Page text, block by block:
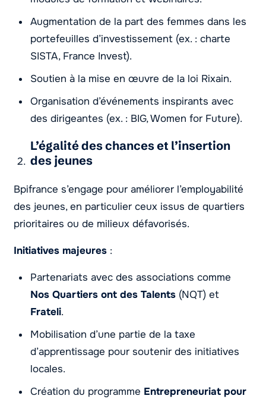
Augmentation de la part des femmes dans les
portefeuilles d’investissement (ex. : charte
SISTA, France Invest).
Soutien à la mise en œuvre de la loi Rixain.
Organisation d’événements inspirants avec
des dirigeantes (ex. : BIG, Women for Future).
L’égalité des chances et l’insertion
des jeunes
Bpifrance s’engage pour améliorer l’employabilité
des jeunes, en particulier ceux issus de quartiers
prioritaires ou de milieux défavorisés.
Initiatives majeures :
Partenariats avec des associations comme
Nos Quartiers ont des Talents (NQT) et
Frateli.
Mobilisation d’une partie de la taxe
d’apprentissage pour soutenir des initiatives
locales.
Création du programme Entrepreneuriat pour